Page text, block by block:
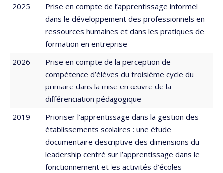
2025
Prise en compte de l’apprentissage informel
dans le développement des professionnels en
ressources humaines et dans les pratiques de
formation en entreprise
2026
Prise en compte de la perception de
compétence d’élèves du troisième cycle du
primaire dans la mise en œuvre de la
différenciation pédagogique
2019
Prioriser l’apprentissage dans la gestion des
établissements scolaires : une étude
documentaire descriptive des dimensions du
leadership centré sur l’apprentissage dans le
fonctionnement et les activités d’écoles